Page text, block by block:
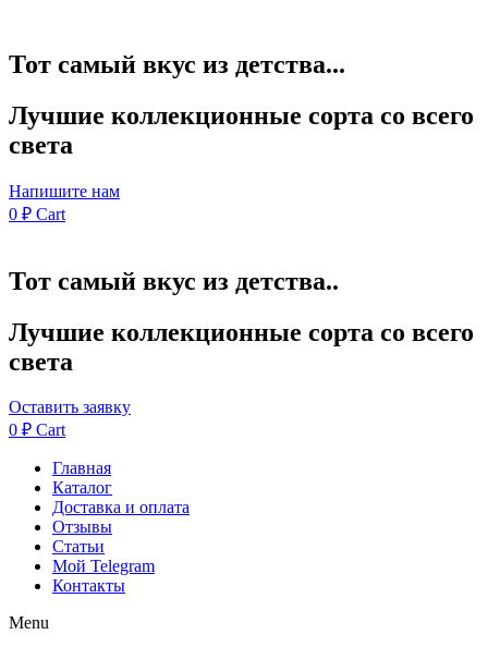
Тот самый вкус из детства...
Лучшие коллекционные сорта со всего
света
Напишите нам
0 ₽ Cart
Тот самый вкус из детства..
Лучшие коллекционные сорта со всего
света
Оставить заявку
0 ₽ Cart
Главная
Каталог
Доставка и оплата
Отзывы
Статьи
Мой Telegram
Контакты
Menu